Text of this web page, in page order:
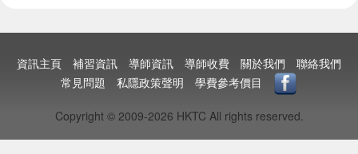
資訊主頁 補習資訊 導師資訊 導師收費 關於我們
聯絡我們
常見問題
私隱政策聲明 學費參考價目
Copyright © 2009-2026 HKTC All rights reserved.